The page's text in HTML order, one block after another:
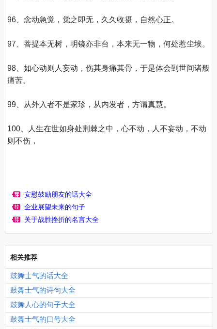
96、念动急觉，觉之即无，久久收摄，自然心正。
97、菩提本无树，明镜亦非台，本来无一物，何处惹尘埃。
98、如心动则人妄动，伤其身痛其骨，于是体会到世间诸般
痛苦。
99、从外入者不是家珍，从内发者，方谓真慧。
100、人生在世如身处荆棘之中，心不动，人不妄动，不动
则不伤，
安慰鼓励朋友的话大全
企业展望未来的句子
关于战胜挫折的名言大全
相关推荐
鼓舞士气的话大全
鼓舞士气的诗句大全
鼓舞人心的句子大全
鼓舞士气的口号大全